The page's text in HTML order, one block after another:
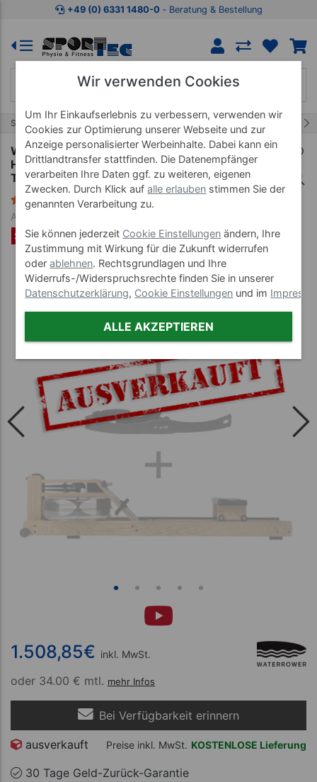
Zum Kaufbereich springen Zur Produktbeschreibung
+49 (0) 6331 1480-0 ‐ Beratung & Bestellung
Start Fitnessgeräte Rudergeräte
WaterRower Rudergerät Eiche, inkl. S4 Monitor,
Herzfrequenzempfänger und Brustgurt POLAR
T31, Set 3-tlg.
1 Bewertung
Art-Nr. 22100
SET %
1.508,85€ inkl. MwSt.
oder 34.00 € mtl. mehr Infos
Bei Verfügbarkeit erinnern
ausverkauft Preise inkl. MwSt. KOSTENLOSE Lieferung
30 Tage Geld-Zurück-Garantie
Wir verwenden Cookies
Um Ihr Einkaufserlebnis zu verbessern, verwenden wir
Cookies zur Optimierung unserer Webseite und zur
Anzeige personalisierter Werbeinhalte. Dabei kann ein
Drittlandtransfer stattfinden. Die Datenempfänger
verarbeiten Ihre Daten ggf. zu weiteren, eigenen
Zwecken. Durch Klick aufalle erlauben stimmen Sie der
genannten Verarbeitung zu.
Sie können jederzeit Cookie Einstellungen ändern, Ihre
Zustimmung mit Wirkung für die Zukunft widerrufen
oderablehnen. Rechtsgrundlagen und Ihre
Widerrufs-/Widerspruchsrechte finden Sie in unserer
Datenschutzerklärung, Cookie Einstellungen und im
ALLE AKZEPTIEREN